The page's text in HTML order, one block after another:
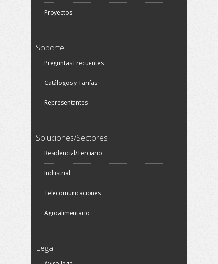
Proyectos
Soporte
Preguntas Frecuentes
Catálogos y Tarifas
Representantes
Soluciones/Sectores
Residencial/Terciario
Industrial
Telecomunicaciones
Agroalimentario
Legal